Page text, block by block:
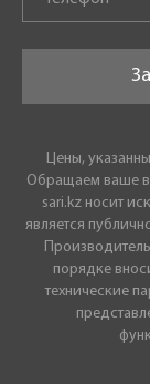
Цены,
Обращаем ваше
sari.kz носит
является
порядке
технические